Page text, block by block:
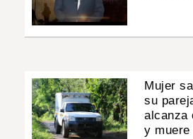
Mujer
su
alcanza
y muere